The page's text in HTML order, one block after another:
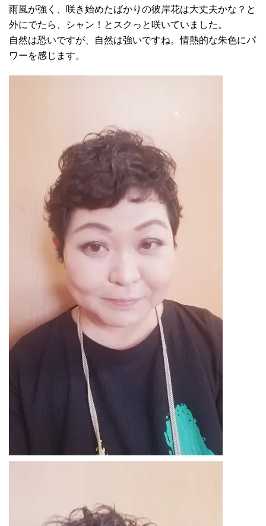
雨風が強く、咲き始めたばかりの彼岸花は大丈夫かな？と
外にでたら、シャン！とスクっと咲いていました。
自然は恐いですが、自然は強いですね。情熱的な朱色にパ
ワーを感じます。